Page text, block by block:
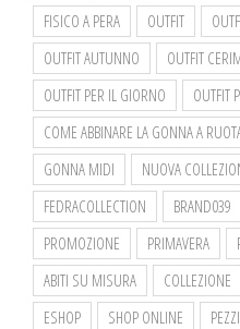
FISICO A PERA
OUTFIT
OUTFIT AUTUNNO
OUTFIT
OUTFIT PER IL GIORNO
OUTFIT
COME ABBINARE LA GONNA A
GONNA MIDI
NUOVA
FEDRACOLLECTION
BRAND039
PROMOZIONE
PRIMAVERA
ABITI SU MISURA
COLLEZIONE
ESHOP
SHOP ONLINE